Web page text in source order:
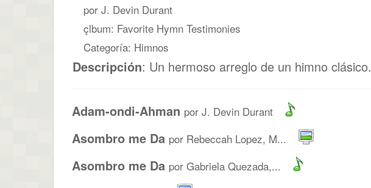
por J. Devin Durant
çlbum: Favorite Hymn Testimonies
Categoría: Himnos
Descripción: Un hermoso arreglo de un himno clásico.
Adam-ondi-Ahman por J. Devin Durant
Asombro me Da por Rebeccah Lopez, M...
Asombro me Da por Gabriela Quezada,...